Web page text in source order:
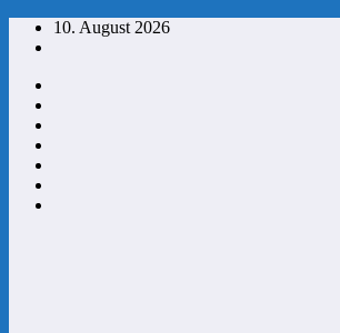
Zum
Inhalt
10. August 2026